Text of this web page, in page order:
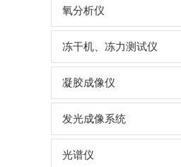
氧分析仪
冻干机、冻力测试仪
凝胶成像仪
发光成像系统
光谱仪